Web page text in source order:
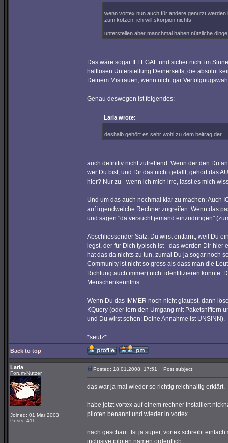
wenn vortex nun auch für andere genutzt
zum kotzen. ich will skorpion nichts
unterstellen aber manchmal haben nützliche
Das wäre sogar ILLEGAL und sicher nicht im
haltlosen Unterstellung Deinerseits, die absolut
Deinem Mistrauen, wenn nicht gar
Genau deswegen ist folgendes:
Laria wrote:
deshalb gehört es sehr wohl zu dem beitrag
auch definitiv nicht zutreffend. Wenn der den Du
wer Du bist, und Dir das nicht gefällt, gehört das
hier? Nur zu - wenn ich mich irre, lasst es mich
Und um das auch nochmal klar zu machen: Auch
auf irgendwelche Rechner zugreifen. Wenn das
und sagen "da versucht jemand einzudringen"
Abschliessender Satz: Du wirst enttarnt, weil Du
legst, der für Dich typisch ist - das werden Dir
hat das da nichts zu tun, zumal Du ja sogar noch
Community ist nicht so gross als dass man die
Richtung auch immer) nicht identifizieren könnte.
Menschenkenntnis.
Wenn Du das IMMER noch nicht glaubst, dann
KQuery (oder lern den Umgang mit Paketsniffern
und Du wirst sehen: Deine Annahme ist UNSINN).
*seufz*
Back to top
Laria
Forum-Nutzer
Joined: 01 Mar 2003
Posts: 411
Posted: 18.01.2008, 17:51 Post subject:
das war ja mal wieder so richtig reichhaltig erklärt.
habe jetzt vortex auf einem rechner installiert
piloten benannt und wieder in vortex
nach geschaut. Ist ja super, vortex schreibt
inclusive piloten namen ordentlich